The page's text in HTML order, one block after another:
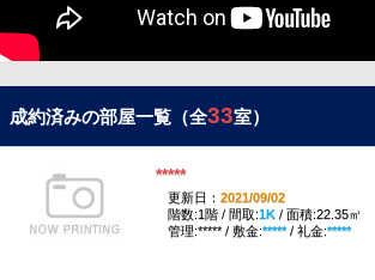
成約済みの部屋一覧（全33室）
*****
更新日： 2021/09/02
階数:1階 / 間取:1K/ 面積:22.35㎡
管理:***** / 敷金:*****/ 礼金:*****